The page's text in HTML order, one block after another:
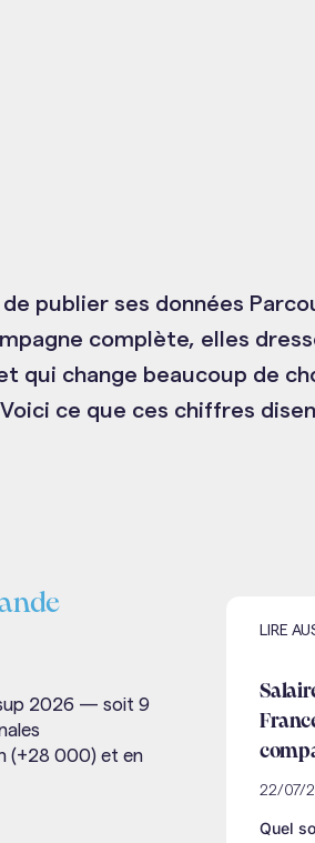
publier ses données
complète, elles
change beaucoup de
ce que ces chiffres
2026 — soit 9
(+28 000) et en
LIRE
22/07/
Quel